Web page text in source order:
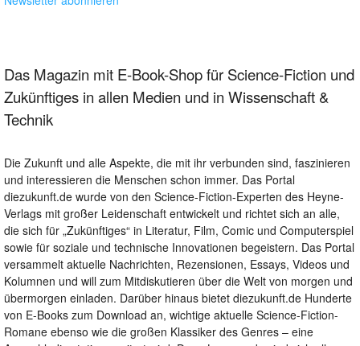
Das Magazin mit E-Book-Shop für Science-Fiction und
Zukünftiges in allen Medien und in Wissenschaft &
Technik
Die Zukunft und alle Aspekte, die mit ihr verbunden sind, faszinieren
und interessieren die Menschen schon immer. Das Portal
diezukunft.de wurde von den Science-Fiction-Experten des Heyne-
Verlags mit großer Leidenschaft entwickelt und richtet sich an alle,
die sich für „Zukünftiges“ in Literatur, Film, Comic und Computerspiel
sowie für soziale und technische Innovationen begeistern. Das Portal
versammelt aktuelle Nachrichten, Rezensionen, Essays, Videos und
Kolumnen und will zum Mitdiskutieren über die Welt von morgen und
übermorgen einladen. Darüber hinaus bietet diezukunft.de Hunderte
von E-Books zum Download an, wichtige aktuelle Science-Fiction-
Romane ebenso wie die großen Klassiker des Genres – eine